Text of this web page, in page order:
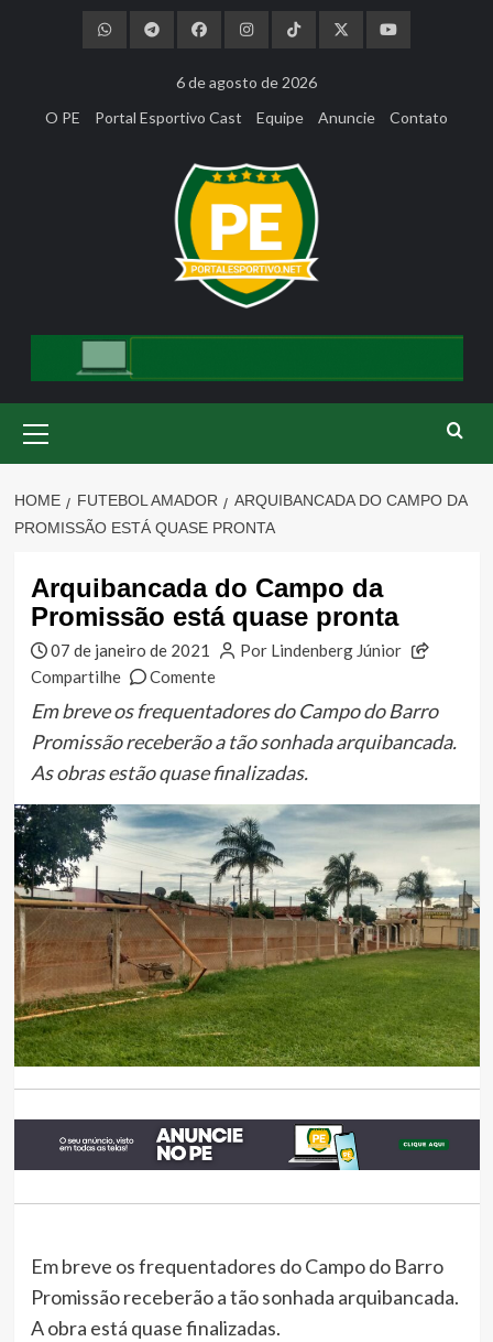
6 de agosto de 2026
O PE
Portal Esportivo Cast Equipe Anuncie Contato
Menu
HOME FUTEBOL AMADOR
ARQUIBANCADA DO CAMPO DA
PROMISSÃO ESTÁ QUASE PRONTA
Arquibancada do Campo da
Promissão está quase pronta
07 de janeiro de 2021
Por Lindenberg Júnior
Compartilhe
Comente
Em breve os frequentadores do Campo do Barro
Promissão receberão a tão sonhada arquibancada.
As obras estão quase finalizadas.
Em breve os frequentadores do Campo do Barro
Promissão receberão a tão sonhada arquibancada.
A obra está quase finalizadas.